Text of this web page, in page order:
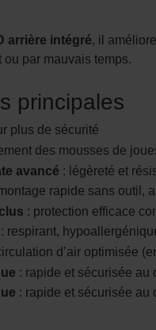
arrière intégré, il
ou par mauvais temps.
principales
plus de sécurité
des mousses de
avancé : légèreté et
rapide sans outil,
: protection efficace
: respirant,
d’air optimisée
: rapide et sécurisée au
: rapide et sécurisée au